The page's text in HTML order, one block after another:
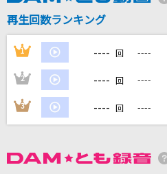
いけないボーダーライン
ワルキューレ
白日
King Gnu
もっと見
カラオケ最新情報
再生回数ランキング
1 ---- 回 ----
2 ---- 回 ----
3 ---- 回 ----